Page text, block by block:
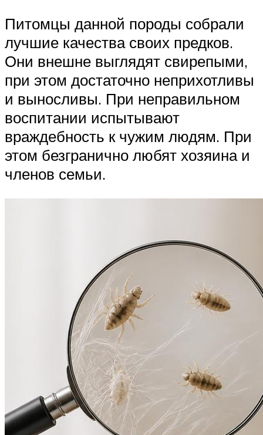
Питомцы данной породы собрали
лучшие качества своих предков.
Они внешне выглядят свирепыми,
при этом достаточно неприхотливы
и выносливы. При неправильном
воспитании испытывают
враждебность к чужим людям. При
этом безгранично любят хозяина и
членов семьи.